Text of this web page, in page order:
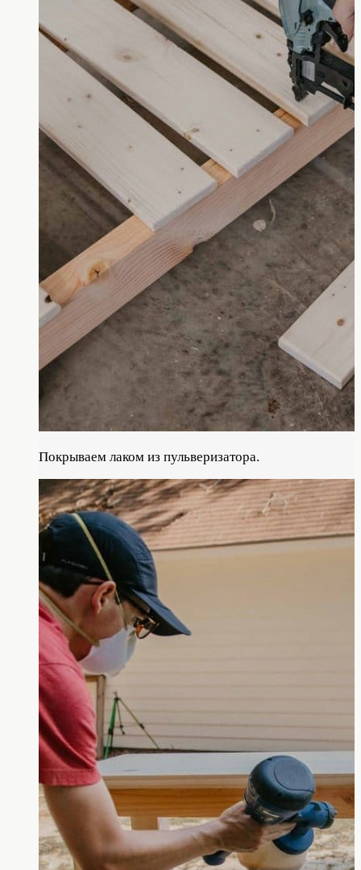
Покрываем лаком из пульверизатора.